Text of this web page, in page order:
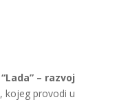
“Lada” – razvoj
, kojeg provodi u